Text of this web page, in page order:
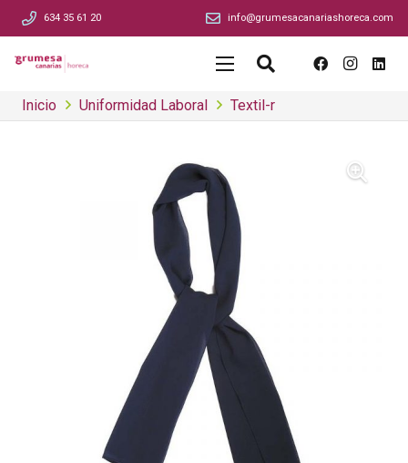
634 35 61 20 info@grumesacanariashoreca.com
Inicio Uniformidad Laboral Textil-r